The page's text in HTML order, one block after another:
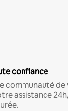
confiance
communauté de
assistance